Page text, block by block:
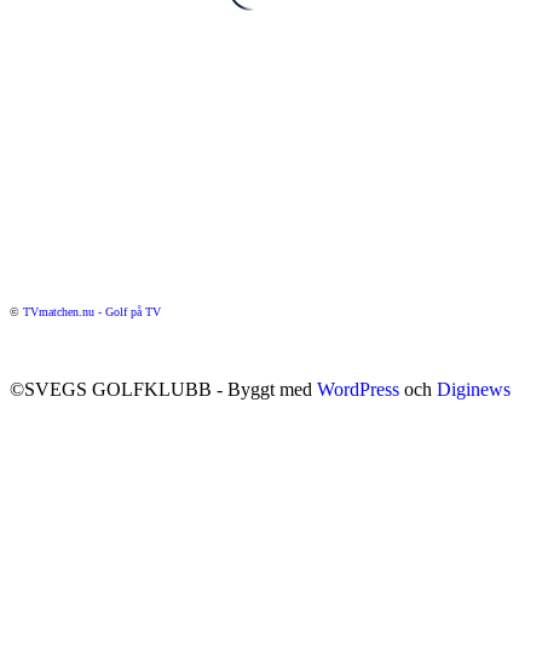
© TVmatchen.nu - Golf på TV
©SVEGS GOLFKLUBB - Byggt med WordPress och Diginews